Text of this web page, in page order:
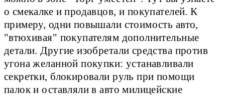
о смекалке и продавцов, и покупателей. К
примеру, одни повышали стоимость авто,
"втюхивая" покупателям дополнительные
детали. Другие изобретали средства против
угона желанной покупки: устанавливали
секретки, блокировали руль при помощи
палок и оставляли в авто милицейские